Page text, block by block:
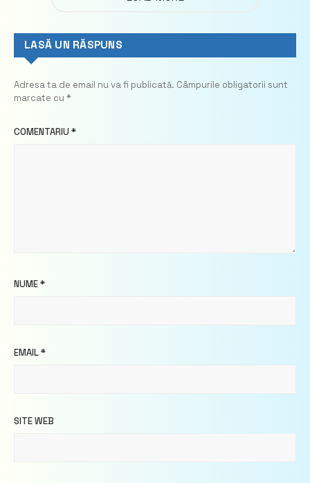
LASĂ UN RĂSPUNS
Adresa ta de email nu va fi publicată. Câmpurile obligatorii sunt
marcate cu *
COMENTARIU *
NUME*
EMAIL*
SITE WEB